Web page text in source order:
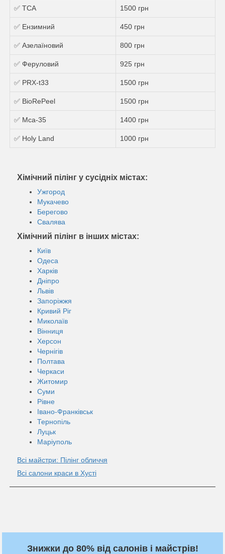
✅ ТСА 1500 грн
✅ Ензимний 450 грн
✅ Азелаїновий 800 грн
✅ Феруловий 925 грн
✅ PRX-t33 1500 грн
✅ BioRePeel 1500 грн
✅ Mса-35 1400 грн
✅ Holy Land 1000 грн
Хімічний пілінг у сусідніх містах:
Ужгород
Мукачево
Берегово
Свалява
Хімічний пілінг в інших містах:
Київ
Одеса
Харків
Дніпро
Львів
Запоріжжя
Кривий Ріг
Миколаїв
Вінниця
Херсон
Чернігів
Полтава
Черкаси
Житомир
Суми
Рівне
Івано-Франківськ
Тернопіль
Луцьк
Маріуполь
Всі майстри: Пілінг обличчя
Всі салони краси в Хусті
Знижки до 80% від салонів і майстрів!